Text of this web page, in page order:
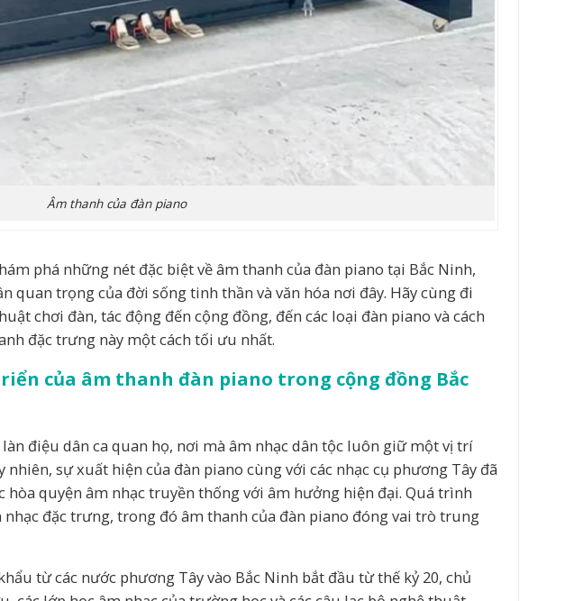
Âm thanh của đàn piano
phá những nét đặc biệt về âm thanh của đàn piano tại Bắc Ninh,
quan trọng của đời sống tinh thần và văn hóa nơi đây. Hãy cùng đi
chơi đàn, tác động đến cộng đồng, đến các loại đàn piano và cách
đặc trưng này một cách tối ưu nhất.
của âm thanh đàn piano trong cộng đồng Bắc
điệu dân ca quan họ, nơi mà âm nhạc dân tộc luôn giữ một vị trí
sự xuất hiện của đàn piano cùng với các nhạc cụ phương Tây đã
quyện âm nhạc truyền thống với âm hưởng hiện đại. Quá trình
đặc trưng, trong đó âm thanh của đàn piano đóng vai trò trung
từ các nước phương Tây vào Bắc Ninh bắt đầu từ thế kỷ 20, chủ